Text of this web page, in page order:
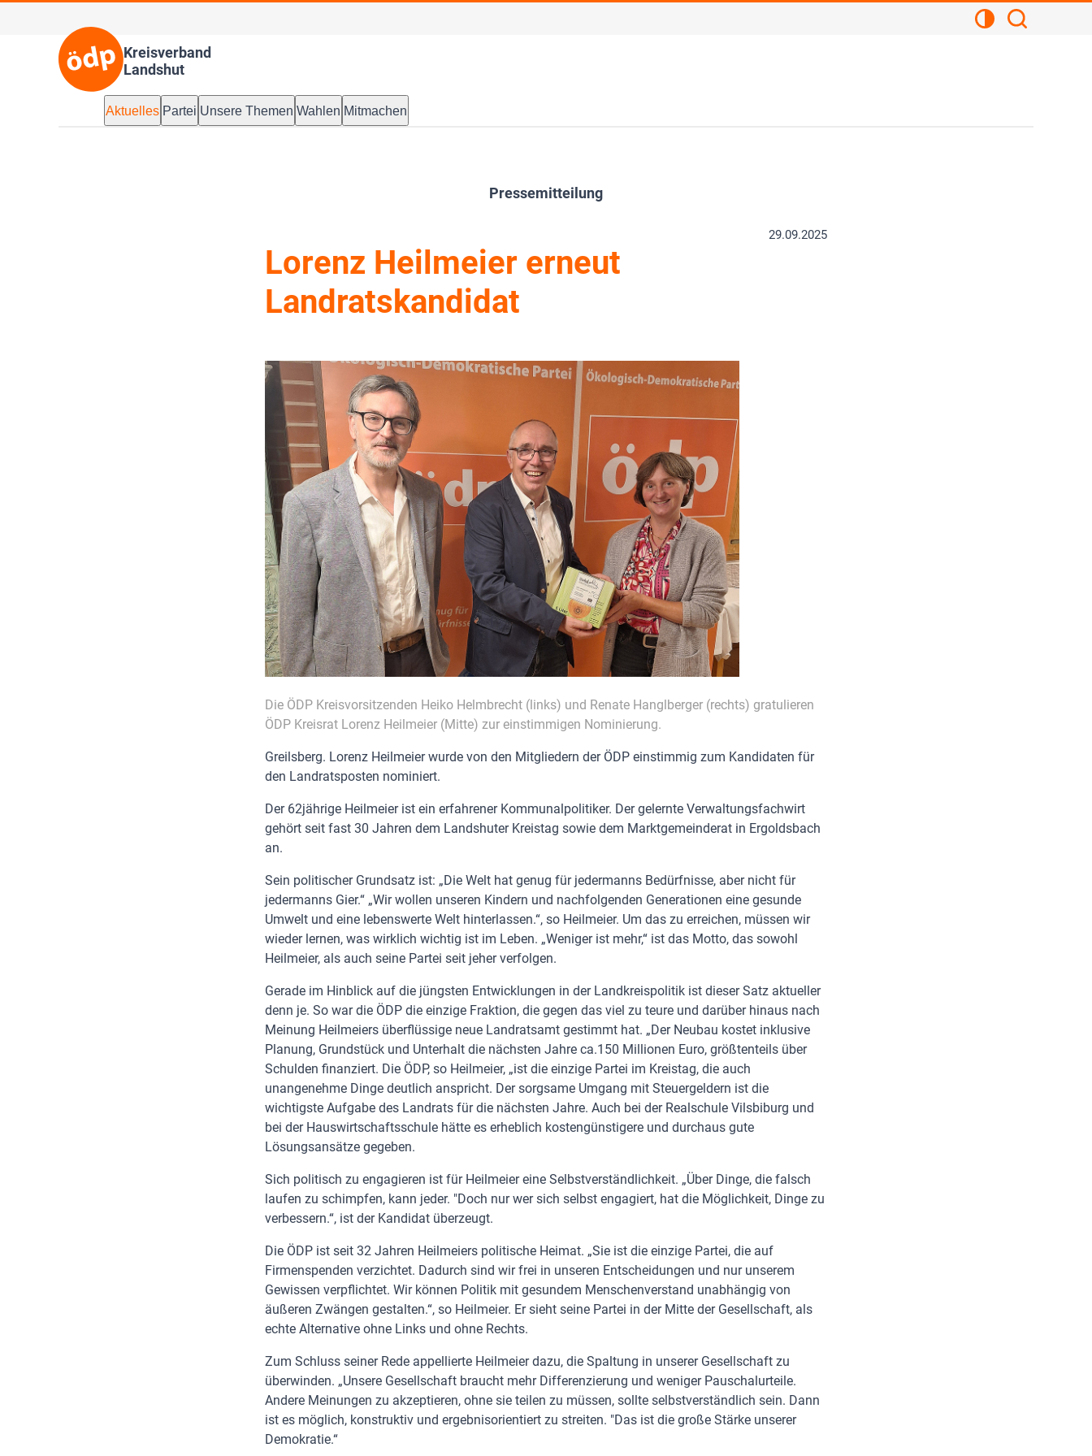
Kreisverband
Landshut
Kontrastansicht
Aktuelles Partei Unsere Themen Wahlen Mitmachen
Pressemitteilung
29.09.2025
Lorenz Heilmeier erneut
Landratskandidat
Die ÖDP Kreisvorsitzenden Heiko Helmbrecht (links) und Renate Hanglberger (rechts) gratulieren
ÖDP Kreisrat Lorenz Heilmeier (Mitte) zur einstimmigen Nominierung.
Greilsberg. Lorenz Heilmeier wurde von den Mitgliedern der ÖDP einstimmig zum Kandidaten für
den Landratsposten nominiert.
Der 62jährige Heilmeier ist ein erfahrener Kommunalpolitiker. Der gelernte Verwaltungsfachwirt
gehört seit fast 30 Jahren dem Landshuter Kreistag sowie dem Marktgemeinderat in Ergoldsbach
an.
Sein politischer Grundsatz ist: „Die Welt hat genug für jedermanns Bedürfnisse, aber nicht für
jedermanns Gier.“ „Wir wollen unseren Kindern und nachfolgenden Generationen eine gesunde
Umwelt und eine lebenswerte Welt hinterlassen.“, so Heilmeier. Um das zu erreichen, müssen wir
wieder lernen, was wirklich wichtig ist im Leben. „Weniger ist mehr,“ ist das Motto, das sowohl
Heilmeier, als auch seine Partei seit jeher verfolgen.
Gerade im Hinblick auf die jüngsten Entwicklungen in der Landkreispolitik ist dieser Satz aktueller
denn je. So war die ÖDP die einzige Fraktion, die gegen das viel zu teure und darüber hinaus nach
Meinung Heilmeiers überflüssige neue Landratsamt gestimmt hat. „Der Neubau kostet inklusive
Planung, Grundstück und Unterhalt die nächsten Jahre ca.150 Millionen Euro, größtenteils über
Schulden finanziert. Die ÖDP, so Heilmeier, „ist die einzige Partei im Kreistag, die auch
unangenehme Dinge deutlich anspricht. Der sorgsame Umgang mit Steuergeldern ist die
wichtigste Aufgabe des Landrats für die nächsten Jahre. Auch bei der Realschule Vilsbiburg und
bei der Hauswirtschaftsschule hätte es erheblich kostengünstigere und durchaus gute
Lösungsansätze gegeben.
Sich politisch zu engagieren ist für Heilmeier eine Selbstverständlichkeit. „Über Dinge, die falsch
laufen zu schimpfen, kann jeder. "Doch nur wer sich selbst engagiert, hat die Möglichkeit, Dinge zu
verbessern.“, ist der Kandidat überzeugt.
Die ÖDP ist seit 32 Jahren Heilmeiers politische Heimat. „Sie ist die einzige Partei, die auf
Firmenspenden verzichtet. Dadurch sind wir frei in unseren Entscheidungen und nur unserem
Gewissen verpflichtet. Wir können Politik mit gesundem Menschenverstand unabhängig von
äußeren Zwängen gestalten.“, so Heilmeier. Er sieht seine Partei in der Mitte der Gesellschaft, als
echte Alternative ohne Links und ohne Rechts.
Zum Schluss seiner Rede appellierte Heilmeier dazu, die Spaltung in unserer Gesellschaft zu
überwinden. „Unsere Gesellschaft braucht mehr Differenzierung und weniger Pauschalurteile.
Andere Meinungen zu akzeptieren, ohne sie teilen zu müssen, sollte selbstverständlich sein. Dann
ist es möglich, konstruktiv und ergebnisorientiert zu streiten. "Das ist die große Stärke unserer
Demokratie.“